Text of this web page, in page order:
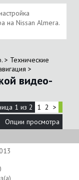
на Nissan Almera.
> Технические
>
видео-
1 из 2 1 2 >
Опции просмотра